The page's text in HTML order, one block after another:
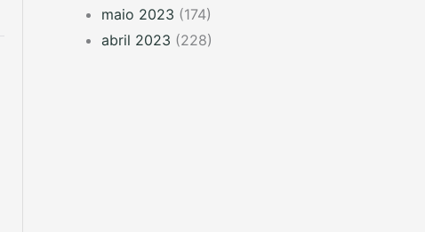
maio 2023 (174)
abril 2023 (228)